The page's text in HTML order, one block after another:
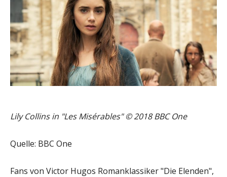
Lily Collins in "Les Misérables"©2018 BBC One
Quelle: BBC One
Fans von Victor Hugos Romanklassiker "Die Elenden",